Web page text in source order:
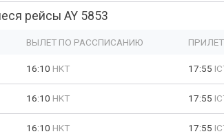
рейсы AY 5853
ВЫЛЕТ ПО РАССПИСАНИЮ
16:10 HKT 17:55
16:10 HKT 17:55
16:10 HKT 17:55